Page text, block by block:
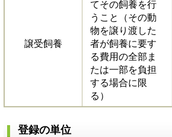
譲受飼養
てその飼養を行
うこと（その動
物を譲り渡した
者が飼養に要す
る費用の全部ま
たは一部を負担
する場合に限
る）
登録の単位